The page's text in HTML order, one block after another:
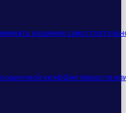
решения
рыночной неэффективности